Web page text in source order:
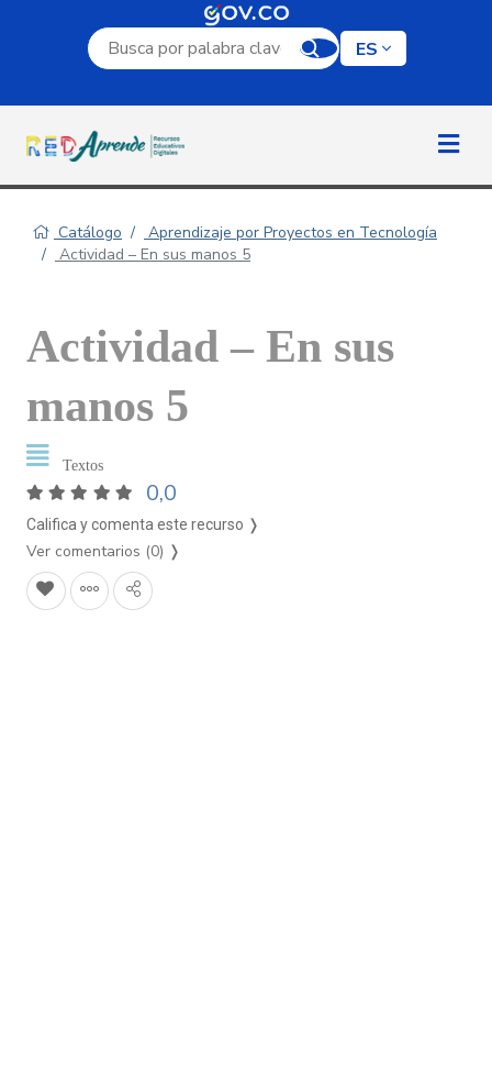
Campo de búsqueda por palabra clave
ES
Catálogo
Aprendizaje por Proyectos en Tecnología
Actividad – En sus manos 5
Actividad – En sus
manos 5
Textos
0,0
Califica y comenta este recurso ❭
Ver comentarios (0) ❭